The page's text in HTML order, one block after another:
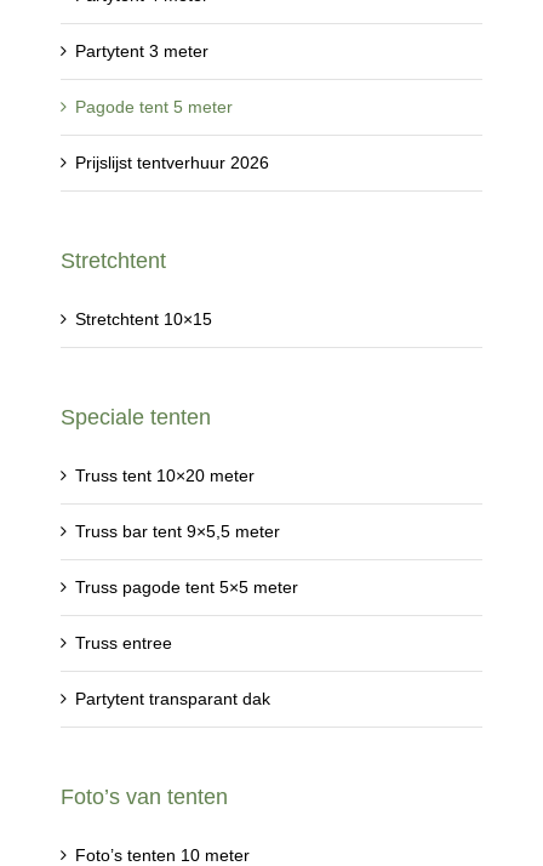
Partytent 3 meter
Pagode tent 5 meter
Prijslijst tentverhuur 2026
Stretchtent
Stretchtent 10×15
Speciale tenten
Truss tent 10×20 meter
Truss bar tent 9×5,5 meter
Truss pagode tent 5×5 meter
Truss entree
Partytent transparant dak
Foto’s van tenten
Foto’s tenten 10 meter